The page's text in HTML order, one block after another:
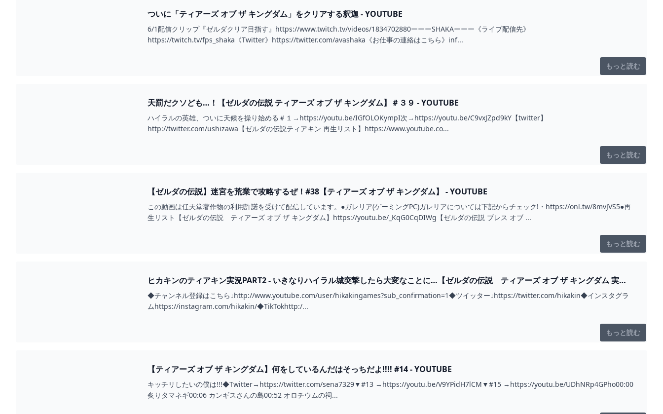
ついに「ティアーズ オブ ザ キングダム」をクリアする釈迦 - YOUTUBE
6/1配信クリップ『ゼルダクリア目指す』https://www.twitch.tv/videos/1834702880ーーーSHAKAーーー《ライブ配信先》
https://twitch.tv/fps_shaka《Twitter》https://twitter.com/avashaka《お仕事の連絡はこちら》inf...
もっと読む
天罰だクソども…！【ゼルダの伝説 ティアーズ オブ ザ キングダム】＃３９ - YOUTUBE
ハイラルの英雄、ついに天候を操り始める＃１→https://youtu.be/IGfOLOKympI次→https://youtu.be/C9vxJZpd9kY【twitter】
http://twitter.com/ushizawa【ゼルダの伝説ティアキン 再生リスト】https://www.youtube.co...
もっと読む
【ゼルダの伝説】迷宮を荒業で攻略するぜ！#38【ティアーズ オブ ザ キングダム】 - YOUTUBE
この動画は任天堂著作物の利用許諾を受けて配信しています。●ガレリア(ゲーミングPC)ガレリアについては下記からチェック!・https://onl.tw/8mvJVS5●再
生リスト【ゼルダの伝説 ティアーズ オブ ザ キングダム】https://youtu.be/_KqG0CqDIWg【ゼルダの伝説 ブレス オブ ...
もっと読む
ヒカキンのティアキン実況PART2 - いきなりハイラル城突撃したら大変なことに…【ゼルダの伝説 ティアーズ オブ ザ キングダム 実
況】 - YOUTUBE
◆チャンネル登録はこちら↓http://www.youtube.com/user/hikakingames?sub_confirmation=1◆ツイッター↓https://twitter.com/hikakin◆インスタグラ
ムhttps://instagram.com/hikakin/◆TikTokhttp:/...
もっと読む
【ティアーズ オブ ザ キングダム】何をしているんだはそっちだよ!!!! #14 - YOUTUBE
キッチリしたいの僕は!!!◆Twitter→https://twitter.com/sena7329▼#13 →https://youtu.be/V9YPidH7lCM▼#15 →https://youtu.be/UDhNRp4GPho00:00
炙りタマネギ00:06 カンギスさんの島00:52 オロチウムの祠...